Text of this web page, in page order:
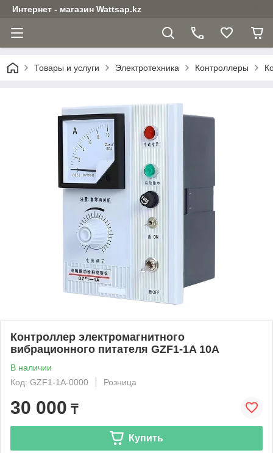
Интернет - магазин Wattsap.kz
Товары и услуги Электротехника Контроллеры
Контроллер электромагнитного
вибрационного питателя GZF1-1A 10А
В наличии
Код: GZF1-1A-0000
Розница
30 000 ₸
Купить